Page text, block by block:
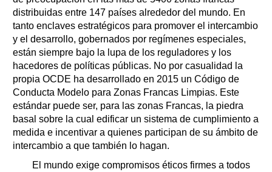
distribuidas entre 147 países alrededor del mundo. En
tanto enclaves estratégicos para promover el intercambio
y el desarrollo, gobernados por regímenes especiales,
están siempre bajo la lupa de los reguladores y los
hacedores de políticas públicas. No por casualidad la
propia OCDE ha desarrollado en 2015 un Código de
Conducta Modelo para Zonas Francas Limpias. Este
estándar puede ser, para las zonas Francas, la piedra
basal sobre la cual edificar un sistema de cumplimiento a
medida e incentivar a quienes participan de su ámbito de
intercambio a que también lo hagan.
El mundo exige compromisos éticos firmes a todos